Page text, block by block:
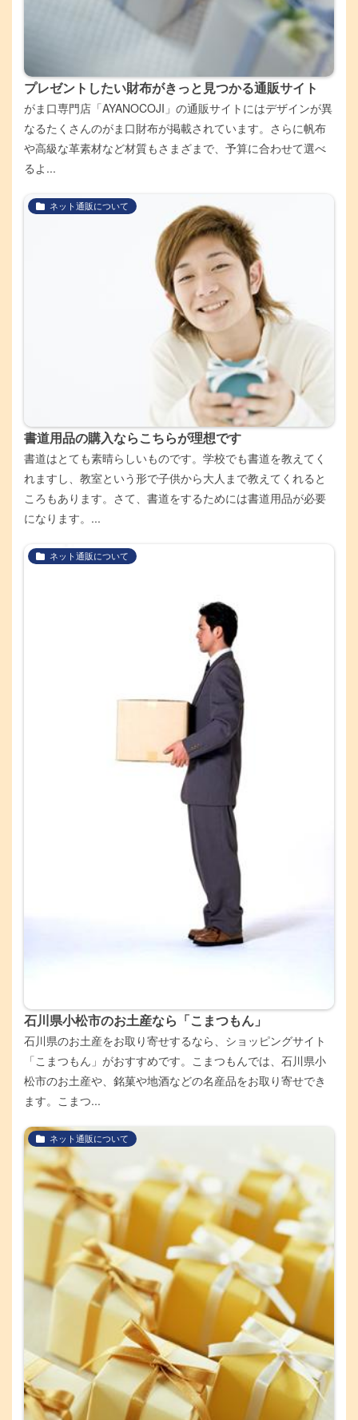
プレゼントしたい財布がきっと見つかる通販サイト
がま口専門店「AYANOCOJI」の通販サイトにはデザインが異
なるたくさんのがま口財布が掲載されています。さらに帆布
や高級な革素材など材質もさまざまで、予算に合わせて選べ
るよ...
ネット通販について
書道用品の購入ならこちらが理想です
書道はとても素晴らしいものです。学校でも書道を教えてく
れますし、教室という形で子供から大人まで教えてくれると
ころもあります。さて、書道をするためには書道用品が必要
になります。...
ネット通販について
石川県小松市のお土産なら「こまつもん」
石川県のお土産をお取り寄せするなら、ショッピングサイト
「こまつもん」がおすすめです。こまつもんでは、石川県小
松市のお土産や、銘菓や地酒などの名産品をお取り寄せでき
ます。こまつ...
ネット通販について